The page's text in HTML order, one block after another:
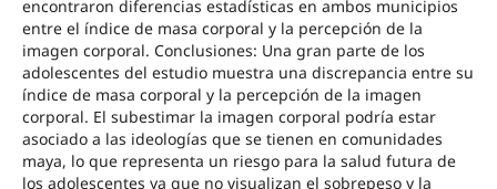
encontraron diferencias estadísticas en ambos municipios
entre el índice de masa corporal y la percepción de la
imagen corporal. Conclusiones: Una gran parte de los
adolescentes del estudio muestra una discrepancia entre su
índice de masa corporal y la percepción de la imagen
corporal. El subestimar la imagen corporal podría estar
asociado a las ideologías que se tienen en comunidades
maya, lo que representa un riesgo para la salud futura de
los adolescentes ya que no visualizan el sobrepeso y la